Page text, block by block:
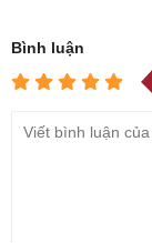
Bình luận